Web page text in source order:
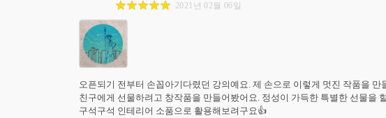
2021년 02월 06일
오픈되기 전부터 손꼽아기다렸던 강의예요. 제 손으로 이렇게 멋진 작품을
친구에게 선물하려고 창작품을 만들어봤어요. 정성이 가득한 특별한 선물을
구석구석 인테리어 소품으로 활용해보려구요👍